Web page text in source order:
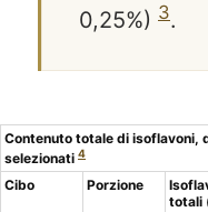
0,25%) 3.
Contenuto totale di isoflavoni,
selezionati 4
Cibo Porzione
totali